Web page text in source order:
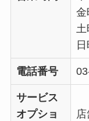
金
土
電話番号
サービス
オプショ